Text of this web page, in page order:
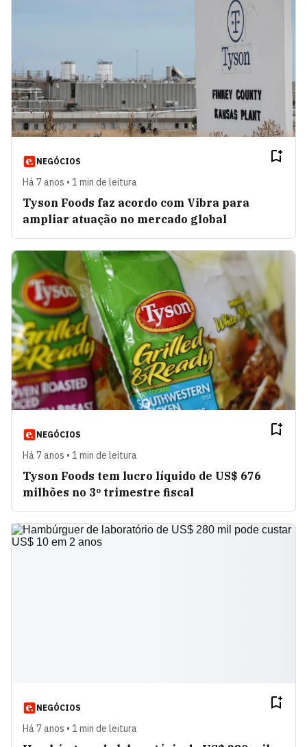
NEGÓCIOS
Há 7 anos • 1 min de leitura
Tyson Foods faz acordo com Vibra para
ampliar atuação no mercado global
NEGÓCIOS
Há 7 anos • 1 min de leitura
Tyson Foods tem lucro líquido de US$ 676
milhões no 3º trimestre fiscal
NEGÓCIOS
Há 7 anos • 1 min de leitura